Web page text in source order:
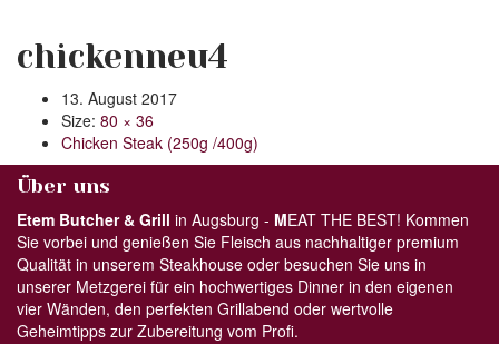
chickenneu4
13. August 2017
Size: 80 × 36
Chicken Steak (250g /400g)
Über uns
Etem Butcher & Grill in Augsburg - MEAT THE BEST! Kommen
Sie vorbei und genießen Sie Fleisch aus nachhaltiger premium
Qualität in unserem Steakhouse oder besuchen Sie uns in
unserer Metzgerei für ein hochwertiges Dinner in den eigenen
vier Wänden, den perfekten Grillabend oder wertvolle
Geheimtipps zur Zubereitung vom Profi.